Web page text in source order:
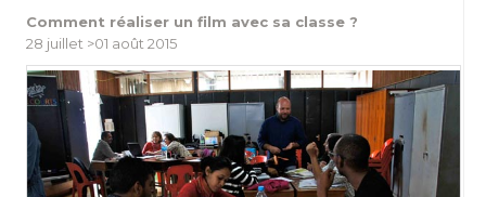
Comment réaliser un film avec sa classe ?
28 juillet >01 août 2015